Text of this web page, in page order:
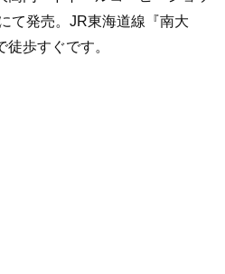
て発売。JR東海道線『南大
歩すぐです。